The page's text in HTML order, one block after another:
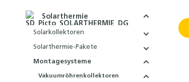
Solarthermie
Solarkollektoren
Solarthermie-Pakete
Montagesysteme
Vakuumröhrenkollektoren